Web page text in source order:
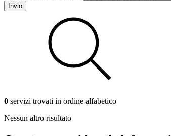
Invio
0 servizi trovati in ordine alfabetico
Nessun altro risultato